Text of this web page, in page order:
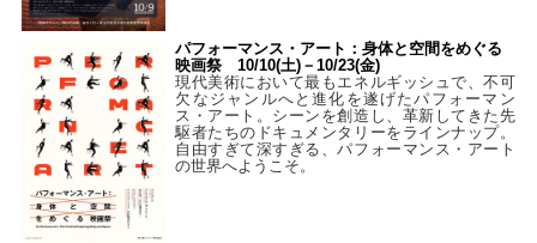
パフォーマンス・アート：身体と空間をめぐる
映画祭 10/10(土)－10/23(金)
現代美術において最もエネルギッシュで、不可
欠なジャンルへと進化を遂げたパフォーマン
ス・アート。シーンを創造し、革新してきた先
駆者たちのドキュメンタリーをラインナップ。
自由すぎて深すぎる、パフォーマンス・アート
の世界へようこそ。